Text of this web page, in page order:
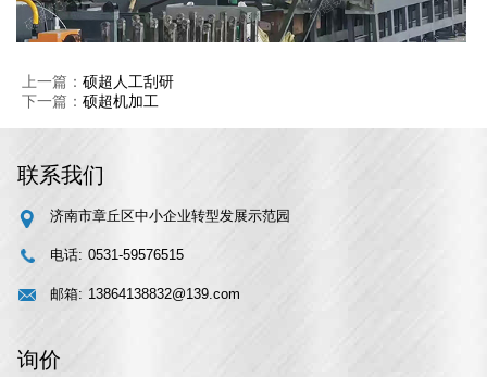
上一篇： 硕超人工刮研
下一篇： 硕超机加工
联系我们
济南市章丘区中小企业转型发展示范园
电话: 0531-59576515
邮箱: 13864138832@139.com
询价